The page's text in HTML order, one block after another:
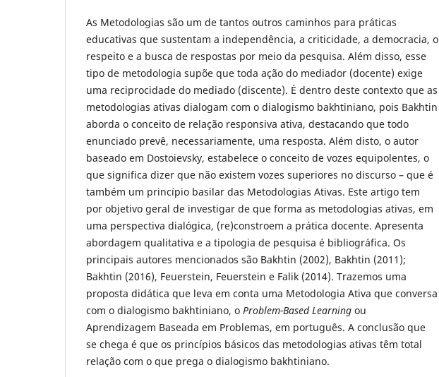
As Metodologias são um de tantos outros caminhos para práticas
educativas que sustentam a independência, a criticidade, a democracia, o
respeito e a busca de respostas por meio da pesquisa. Além disso, esse
tipo de metodologia supõe que toda ação do mediador (docente) exige
uma reciprocidade do mediado (discente). É dentro deste contexto que as
metodologias ativas dialogam com o dialogismo bakhtiniano, pois Bakhtin
aborda o conceito de relação responsiva ativa, destacando que todo
enunciado prevê, necessariamente, uma resposta. Além disto, o autor
baseado em Dostoievsky, estabelece o conceito de vozes equipolentes, o
que significa dizer que não existem vozes superiores no discurso – que é
também um princípio basilar das Metodologias Ativas. Este artigo tem
por objetivo geral de investigar de que forma as metodologias ativas, em
uma perspectiva dialógica, (re)constroem a prática docente. Apresenta
abordagem qualitativa e a tipologia de pesquisa é bibliográfica. Os
principais autores mencionados são Bakhtin (2002), Bakhtin (2011);
Bakhtin (2016), Feuerstein, Feuerstein e Falik (2014). Trazemos uma
proposta didática que leva em conta uma Metodologia Ativa que conversa
com o dialogismo bakhtiniano, o Problem-Based Learning ou
Aprendizagem Baseada em Problemas, em português. A conclusão que
se chega é que os princípios básicos das metodologias ativas têm total
relação com o que prega o dialogismo bakhtiniano.